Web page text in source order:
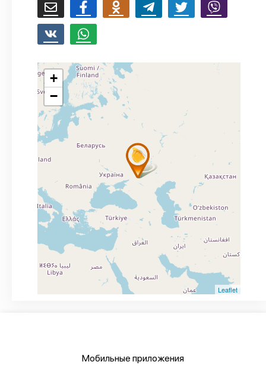
+
−
Leaflet
Мобильные приложения